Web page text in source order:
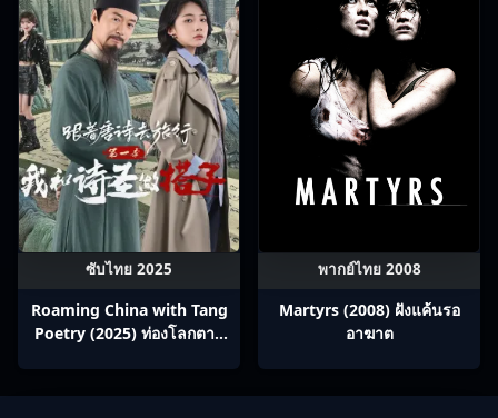
ซับไทย 2025
Roaming China with Tang
Poetry (2025) ท่องโลกตาม
Ep1-12
พากย์ไทย 2008
Martyrs (2008) ฝังแค้นรอ
อาฆาต